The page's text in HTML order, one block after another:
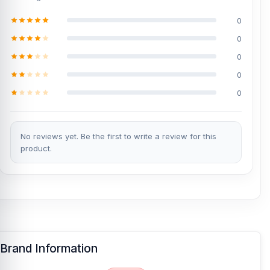
0
0
0
0
0
No reviews yet. Be the first to write a review for this
product.
Brand Information